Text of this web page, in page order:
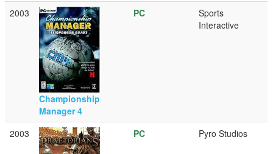
2003
Championship
Manager 4
PC
Sports
Interactive
2003 PC Pyro Studios